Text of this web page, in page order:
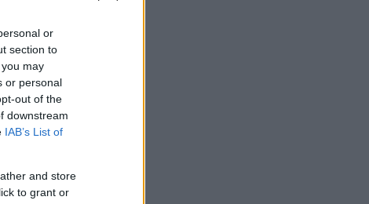
or
section to
may
or personal
out of the
downstream
IAB’s List of
and store
to grant or